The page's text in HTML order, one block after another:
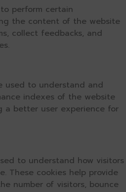
perform certain
the content of the website
collect feedbacks, and
used to understand and
indexes of the website
a better user experience for
to understand how visitors
These cookies help provide
number of visitors, bounce